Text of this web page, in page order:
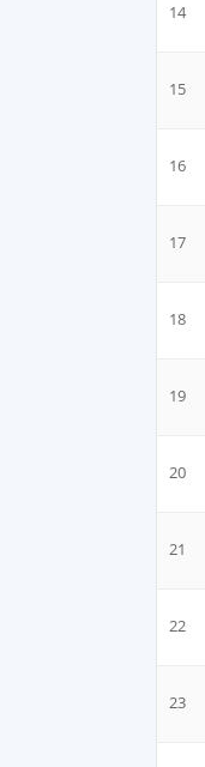
14
15
16
17
18
19
20
21
22
23